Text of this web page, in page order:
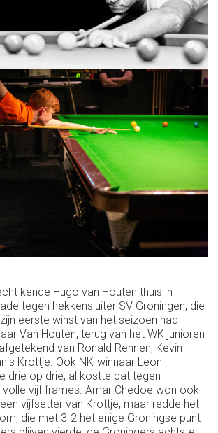
kende Hugo van Houten thuis in
tegen hekkensluiter SV Groningen, die
eerste winst van het seizoen had
Van Houten, terug van het WK junioren
van Ronald Rennen, Kevin
Krottje. Ook NK-winnaar Leon
drie op drie, al kostte dat tegen
vijf frames. Amar Chedoe won ook
vijfsetter van Krottje, maar redde het
die met 3-2 het enige Groningse punt